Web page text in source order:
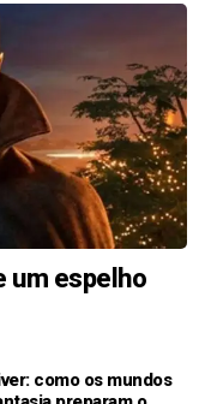
um espelho
como os mundos